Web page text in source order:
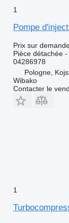
1
Pompe
Prix sur
Pièce détachée
04286978
Pologne,
Wibako
Contacter le
1